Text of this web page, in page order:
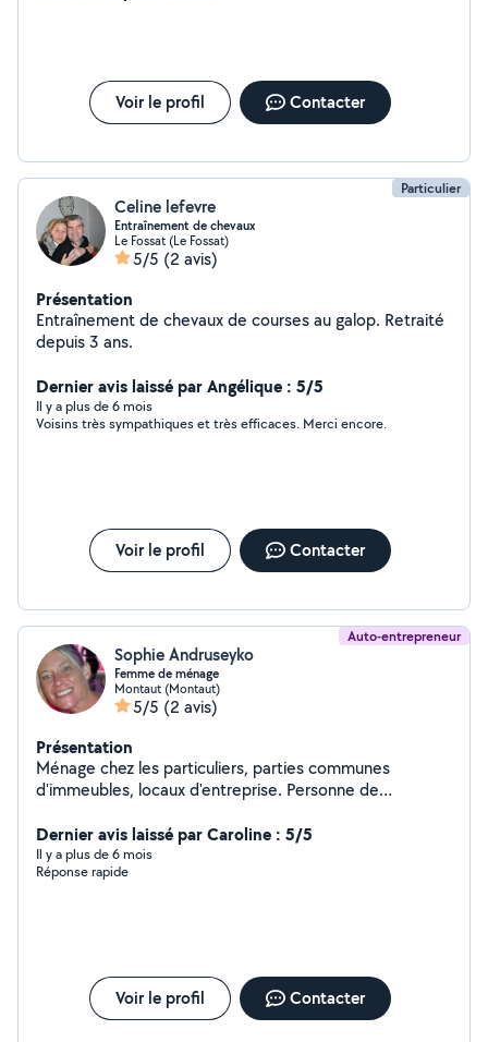
Voir le profil Contacter
Particulier
Celine lefevre
Entraînement de chevaux
Le Fossat (Le Fossat)
5/5 (2 avis)
Présentation
Entraînement de chevaux de courses au galop. Retraité
depuis 3 ans.
Dernier avis laissé par Angélique : 5/5
Il y a plus de 6 mois
Voisins très sympathiques et très efficaces. Merci encore.
Voir le profil Contacter
Auto-entrepreneur
Sophie Andruseyko
Femme de ménage
Montaut (Montaut)
5/5 (2 avis)
Présentation
Ménage chez les particuliers, parties communes
d'immeubles, locaux d'entreprise. Personne de
Adore les animaux et les enfants ( j'en ai 4). Statut auto-
entrepreneur et particulier. Payable en CESU, e-CESU,
chèque, virement bancaire, espèces. J'ai une RQTH
Dernier avis laissé par Caroline : 5/5
Il y a plus de 6 mois
Réponse rapide
Voir le profil Contacter